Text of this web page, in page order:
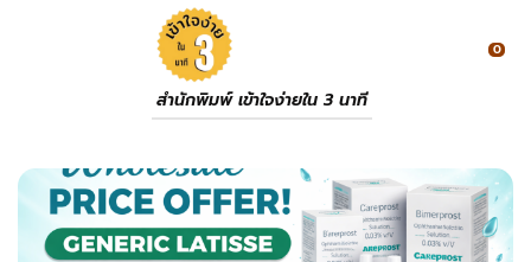
สำนักพิมพ์ เข้าใจง่ายใน 3 นาที
0